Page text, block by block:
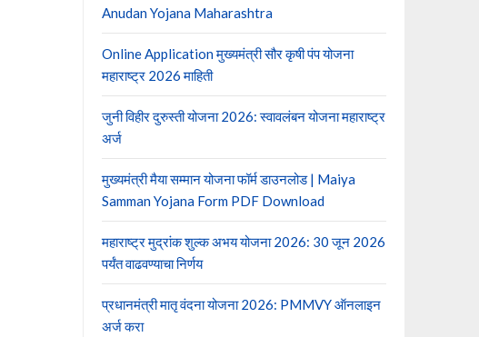
Anudan Yojana Maharashtra
Online Application मुख्यमंत्री सौर कृषी पंप योजना
महाराष्ट्र 2026 माहिती
जुनी विहीर दुरुस्ती योजना 2026: स्वावलंबन योजना महाराष्ट्र
अर्ज
मुख्यमंत्री मैया सम्मान योजना फॉर्म डाउनलोड | Maiya
Samman Yojana Form PDF Download
महाराष्ट्र मुद्रांक शुल्क अभय योजना 2026: 30 जून 2026
पर्यंत वाढवण्याचा निर्णय
प्रधानमंत्री मातृ वंदना योजना 2026: PMMVY ऑनलाइन
अर्ज करा